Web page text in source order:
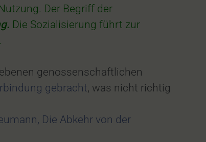
Der Begriff der
Die Sozialisierung führt zur
genossenschaftlichen
gebracht, was nicht richtig
Die Abkehr von der